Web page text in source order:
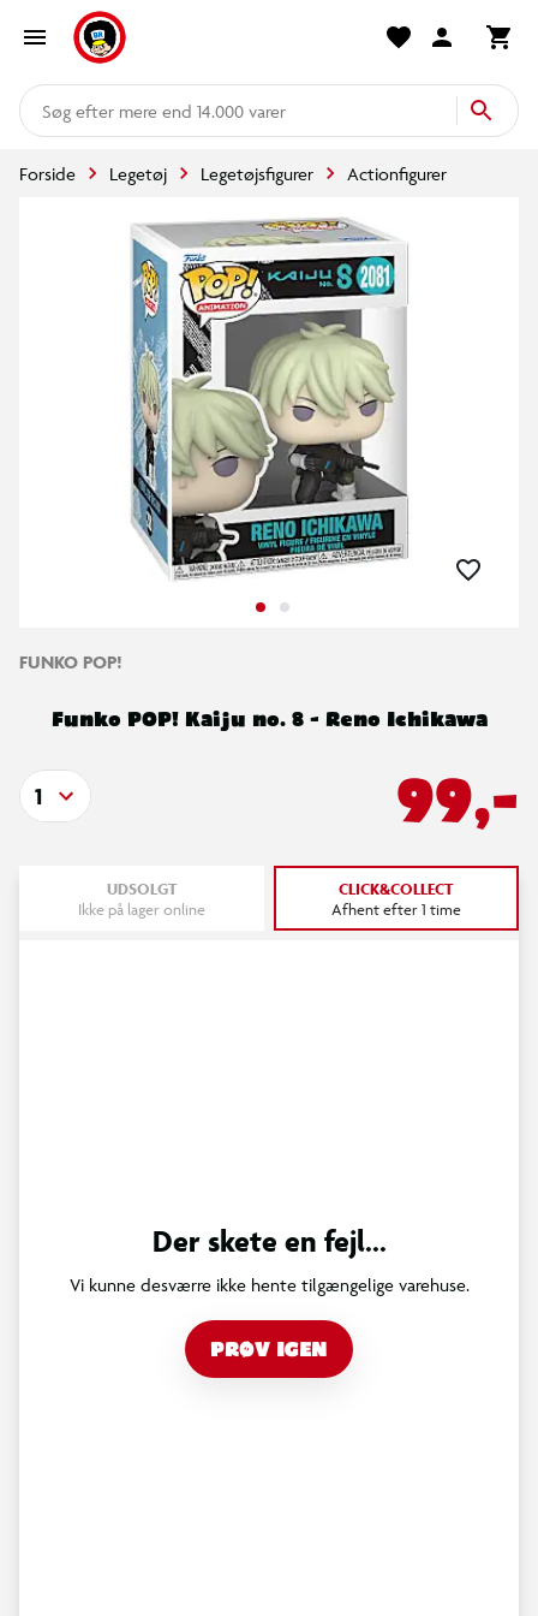
mere end 14.000 varer
Forside Legetøj Legetøjsfigurer Actionfigurer
FUNKO POP!
Funko POP! Kaiju no. 8 - Reno Ichikawa
99,-
1
UDSOLGT
Ikke på lager online
CLICK&COLLECT
Afhent efter 1 time
Der skete en fejl...
Vi kunne desværre ikke hente tilgængelige varehuse.
PRØV IGEN